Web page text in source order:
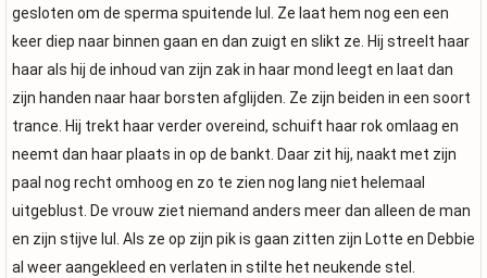
gesloten om de sperma spuitende lul. Ze laat hem nog een een
keer diep naar binnen gaan en dan zuigt en slikt ze. Hij streelt haar
haar als hij de inhoud van zijn zak in haar mond leegt en laat dan
zijn handen naar haar borsten afglijden. Ze zijn beiden in een soort
trance. Hij trekt haar verder overeind, schuift haar rok omlaag en
neemt dan haar plaats in op de bankt. Daar zit hij, naakt met zijn
paal nog recht omhoog en zo te zien nog lang niet helemaal
uitgeblust. De vrouw ziet niemand anders meer dan alleen de man
en zijn stijve lul. Als ze op zijn pik is gaan zitten zijn Lotte en Debbie
al weer aangekleed en verlaten in stilte het neukende stel.